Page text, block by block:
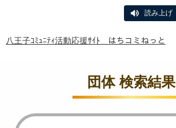
読み上げ
八王子ｺﾐｭﾆﾃｨ活動応援ｻｲﾄ はちコミねっと
団体 検索結果